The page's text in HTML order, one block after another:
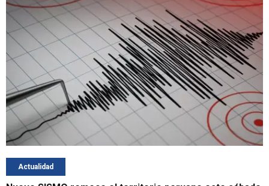
Actualidad